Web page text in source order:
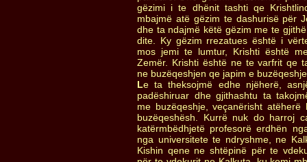
gëzimi i te dhënit tashti qe
mbajmë atë gëzim te dashurisë për
dhe ta ndajmë këtë gëzim me te
dite. Ky gëzim rrezatues është i
mos jemi te lumtur, Krishti është
Zemër. Krishti është ne te varfrit qe
ne buzëqeshjen qe japim e
Le ta theksojmë edhe njëherë,
padëshiruar dhe gjithashtu ta
me buzëqeshje, veçanërisht
buzëqeshësh. Kurrë nuk do harroj
katërmbëdhjetë profesorë erdhën
nga universitete te ndryshme, ne
Kishin qene ne shtëpinë për te